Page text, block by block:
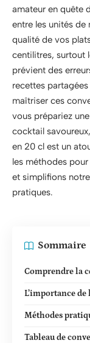
amateur en quête
entre les unités de
qualité de vos
centilitres, surtout
prévient des
recettes
maîtriser ces
vous prépariez
cocktail
en 20 cl est un
les méthodes
et simplifions
pratiques.
Sommaire
Comprendre la
L’importance
Méthodes
Tableau de